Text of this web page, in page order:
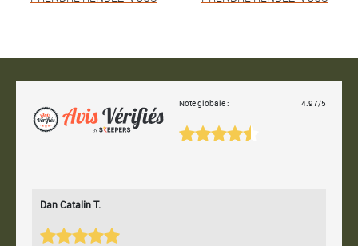
Note globale : 4.97/5
Dan Catalin T.